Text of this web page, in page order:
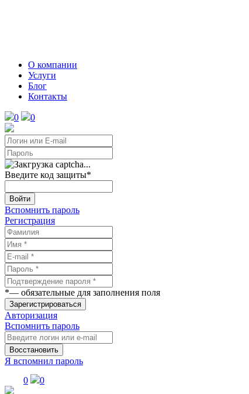
О компании
Услуги
Блог
Контакты
0 0
Введите код защиты*
Войти
Вспомнить пароль
Регистрация
*— обязательные для заполнения поля
Зарегистрироваться
Авторизация
Вспомнить пароль
Восстановить
Я вспомнил пароль
0
0